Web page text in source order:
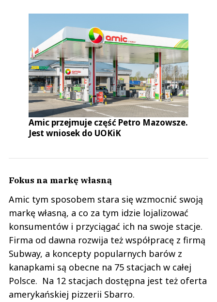
Amic przejmuje część Petro Mazowsze.
Jest wniosek do UOKiK
Fokus na markę własną
Amic tym sposobem stara się wzmocnić swoją
markę własną, a co za tym idzie lojalizować
konsumentów i przyciągać ich na swoje stacje.
Firma od dawna rozwija też współpracę z firmą
Subway, a koncepty popularnych barów z
kanapkami są obecne na 75 stacjach w całej
Polsce. Na 12 stacjach dostępna jest też oferta
amerykańskiej pizzerii Sbarro.